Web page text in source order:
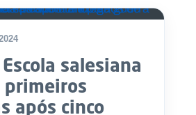
salesiana
após cinco